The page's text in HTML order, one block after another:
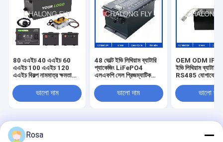
80 এএইচ 40 এএইচ 60
এএইচ 100 এএইচ 120
এএইচ বিকল্প নামমাত্র ক্ষমতা
RS485 যোগাযোগের সাথে
সজ্জিত
ভালো দাম
48 ভোল্ট ইভি লিথিয়াম ব্যাটারি
প্যাকেজিং LiFePO4
এলএফপি সেল প্রিজম্যাটিক
যানবাহনের জন্য সিলিন্ডারিকাল
ব্যাটারি টাইপ সমাধান
ভালো দাম
OEM ODM IP67
ইভি লিথিয়াম ব্যাটারি
RS485 যোগাযোগের
LiFePO4 ব্যাটারি
গাড়ি, গল্ফ কার্ট ও
ভালো দাম
Rosa